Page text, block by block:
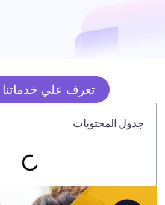
تعرف علي خدماتنا
جدول المحتويات